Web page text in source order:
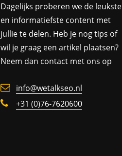
Dagelijks proberen we de leukste
en informatiefste content met
jullie te delen. Heb je nog tips of
wil je graag een artikel plaatsen?
Neem dan contact met ons op
info@wetalkseo.nl
+31 (0)76-7620600